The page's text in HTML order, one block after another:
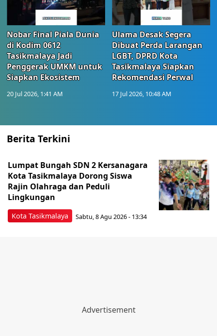
Nobar Final Piala Dunia
di Kodim 0612
Tasikmalaya Jadi
Penggerak UMKM untuk
Siapkan Ekosistem
20 Jul 2026, 1:41 AM
Ulama Desak Segera
Dibuat Perda Larangan
LGBT, DPRD Kota
Tasikmalaya Siapkan
Rekomendasi Perwal
17 Jul 2026, 10:48 AM
Berita Terkini
Kota Tasikmalaya
Lumpat Bungah SDN 2 Kersanagara
Kota Tasikmalaya Dorong Siswa
Rajin Olahraga dan Peduli
Lingkungan
Sabtu, 8 Agu 2026 - 13:34